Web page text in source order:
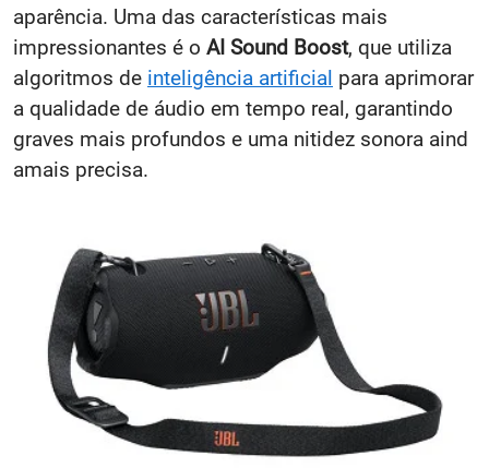
aparência. Uma das características mais
impressionantes é o AI Sound Boost, que utiliza
algoritmos de inteligência artificial para aprimorar
a qualidade de áudio em tempo real, garantindo
graves mais profundos e uma nitidez sonora aind
amais precisa.